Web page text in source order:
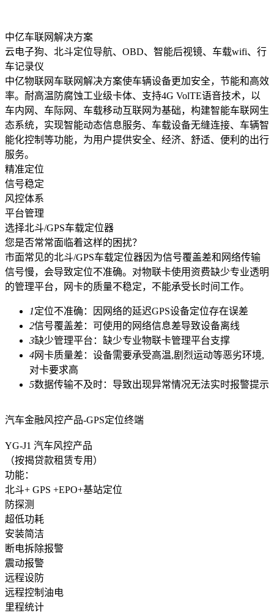
中亿车联网解决方案
云电子狗、北斗定位导航、OBD、智能后视镜、车载wifi、行
车记录仪
中亿物联网车联网解决方案使车辆设备更加安全，节能和高效
率。耐高温防腐蚀工业级卡体、支持4G VolTE语音技术，以
车内网、车际网、车载移动互联网为基础，构建智能车联网生
态系统，实现智能动态信息服务、车载设备无缝连接、车辆智
能化控制等功能，为用户提供安全、经济、舒适、便利的出行
服务。
精准定位
信号稳定
风控体系
平台管理
选择北斗/GPS车载定位器
您是否常常面临着这样的困扰？
市面常见的北斗/GPS车载定位器因为信号覆盖差和网络传输
信号慢，会导致定位不准确。对物联卡使用资费缺少专业透明
的管理平台，网卡的质量不稳定，不能承受长时间工作。
1定位不准确：因网络的延迟GPS设备定位存在误差
2信号覆盖差：可使用的网络信息差导致设备离线
3缺少管理平台：缺少专业物联卡管理平台支撑
4网卡质量差：设备需要承受高温,剧烈运动等恶劣环境,
对卡要求高
5数据传输不及时：导致出现异常情况无法实时报警提示
汽车金融风控产品-GPS定位终端
YG-J1 汽车风控产品
（按揭贷款租赁专用）
功能：
北斗+ GPS +EPO+基站定位
防探测
超低功耗
安装简洁
断电拆除报警
震动报警
远程设防
远程控制油电
里程统计